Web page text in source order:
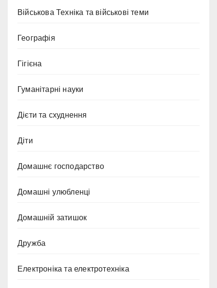
Військова Техніка та військові теми
Географія
Гігієна
Гуманітарні науки
Дієти та схуднення
Діти
Домашнє господарство
Домашні улюбленці
Домашній затишок
Дружба
Електроніка та електротехніка